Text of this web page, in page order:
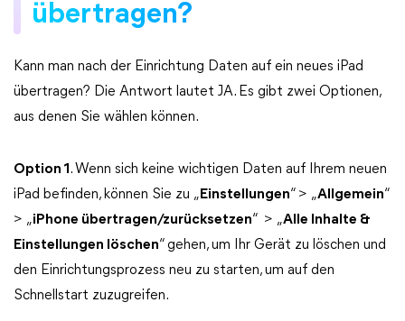
übertragen?
Kann man nach der Einrichtung Daten auf ein neues iPad
übertragen? Die Antwort lautet JA. Es gibt zwei Optionen,
aus denen Sie wählen können.
Option 1 . Wenn sich keine wichtigen Daten auf Ihrem neuen
iPad befinden, können Sie zu „ Einstellungen“ > „Allgemein“
> „iPhone übertragen/zurücksetzen“ > „Alle Inhalte &
Einstellungen löschen“ gehen, um Ihr Gerät zu löschen und
den Einrichtungsprozess neu zu starten, um auf den
Schnellstart zuzugreifen.